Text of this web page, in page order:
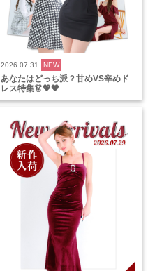
2026.07.31 NEW
あなたはどっち派？甘めVS辛めド
レス特集👗💖🖤